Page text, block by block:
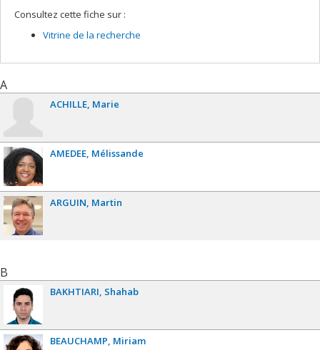
Consultez cette fiche sur :
Vitrine de la recherche
A
ACHILLE Marie
AMEDEE Mélissande
ARGUIN Martin
B
BAKHTIARI Shahab
BEAUCHAMP Miriam